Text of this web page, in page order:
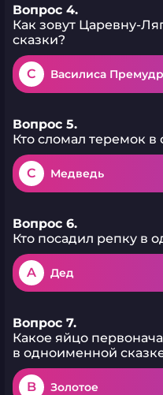
Вопрос 4.
Как зовут Царевну-
сказки?
C Василиса
Вопрос 5.
Кто сломал теремок
C Медведь
Вопрос 6.
Кто посадил репку в
A Дед
Вопрос 7.
Какое яйцо
в одноименной
B Золотое